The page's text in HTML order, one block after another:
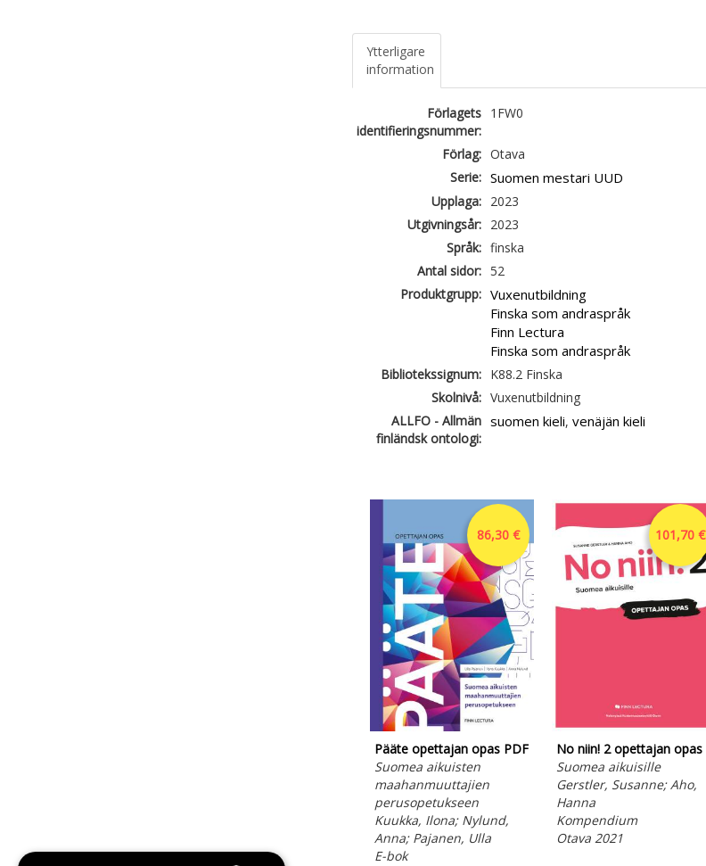
Ytterligare
information
Förlagets
identifieringsnummer:
1FW0
Förlag: Otava
Serie: Suomen mestari UUD
Upplaga:
2023
Utgivningsår:
2023
Språk: finska
Antal sidor: 52
Produktgrupp: Vuxenutbildning
Finska som andraspråk
Finn Lectura
Finska som andraspråk
Bibliotekssignum:
K88.2 Finska
Skolnivå: Vuxenutbildning
ALLFO - Allmän
finländsk ontologi:
suomen kieli, venäjän kieli
86,30 €
Pääte opettajan opas PDF
Suomea aikuisten
maahanmuuttajien
perusopetukseen
Kuukka, Ilona; Nylund,
Anna; Pajanen, Ulla
E-bok
101,70 €
No niin! 2 opettajan opas
Suomea aikuisille
Gerstler, Susanne; Aho,
Hanna
Kompendium
Otava 2021